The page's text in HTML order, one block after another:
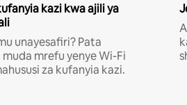
kazi kwa ajili ya
unayesafiri? Pata
mrefu yenye Wi-Fi
za kufanyia kazi.